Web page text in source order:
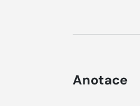
Anotace